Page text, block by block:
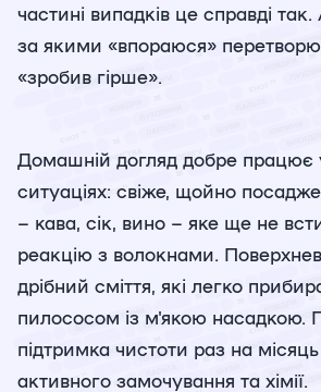
частині випадків це справді так.
за якими «впораюся»
«зробив гірше».
Домашній догляд добре працює
ситуаціях: свіже, щойно
– кава, сік, вино – яке ще не
реакцію з волокнами.
дрібний сміття, які легко
пилососом із м'якою насадкою.
підтримка чистоти раз на
активного замочування та хімії.